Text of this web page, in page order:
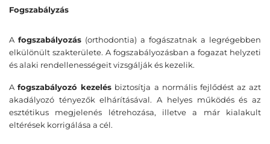
Fogszabályzás
A fogszabályozás (orthodontia) a fogászatnak a legrégebben
elkülönült szakterülete. A fogszabályozásban a fogazat helyzeti
és alaki rendellenességeit vizsgálják és kezelik.
Afogszabályozó kezelés biztosítja a normális fejlődést az azt
akadályozó tényezők elhárításával. A helyes működés és az
esztétikus megjelenés létrehozása, illetve a már kialakult
eltérések korrigálása a cél.